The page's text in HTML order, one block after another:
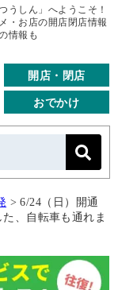
うしん」へようこそ！
・お店の開店閉店情報
情報も
開店・閉店
おでかけ
> 6/24（日）開通
、自転車も通れま